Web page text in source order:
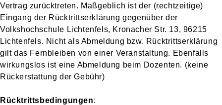
Vertrag zurücktreten. Maßgeblich ist der (rechtzeitige)
Eingang der Rücktrittserklärung gegenüber der
Volkshochschule Lichtenfels, Kronacher Str. 13, 96215
Lichtenfels. Nicht als Abmeldung bzw. Rücktrittserklärung
gilt das Fernbleiben von einer Veranstaltung. Ebenfalls
wirkungslos ist eine Abmeldung beim Dozenten. (keine
Rückerstattung der Gebühr)
Rücktrittsbedingungen: